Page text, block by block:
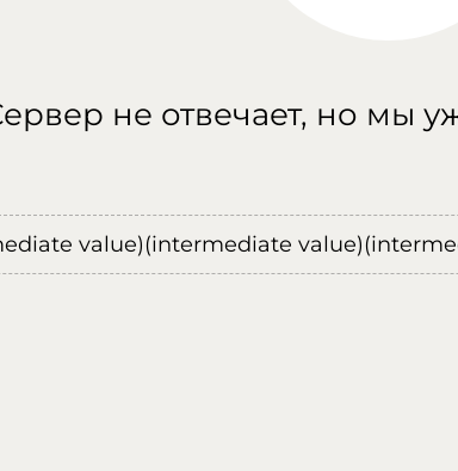
не отвечает, но мы
value)(intermediate